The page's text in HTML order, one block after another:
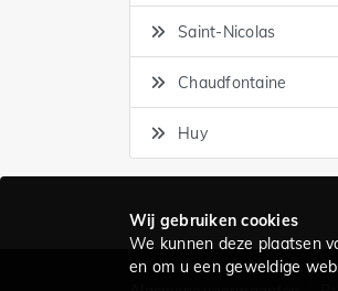
Saint-Nicolas
Chaudfontaine
Huy
Wij gebruiken cookies
We kunnen deze plaatsen
en om u een geweldige